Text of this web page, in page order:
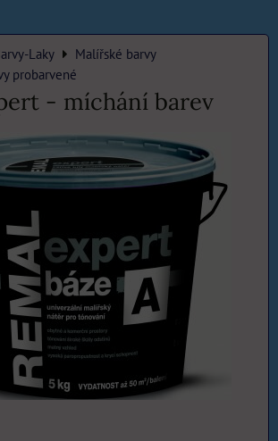
Laky
Malířské barvy
probarvené
- míchání barev